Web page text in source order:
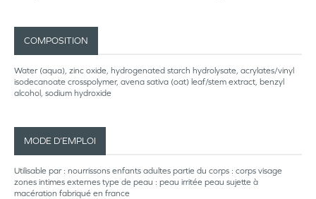
COMPOSITION
Water (aqua), zinc oxide, hydrogenated starch hydrolysate, acrylates/vinyl
isodecanoate crosspolymer, avena sativa (oat) leaf/stem extract, benzyl
alcohol, sodium hydroxide
MODE D’EMPLOI
Utilisable par : nourrissons enfants adultes partie du corps : corps visage
zones intimes externes type de peau : peau irritée peau sujette à
macération fabriqué en france